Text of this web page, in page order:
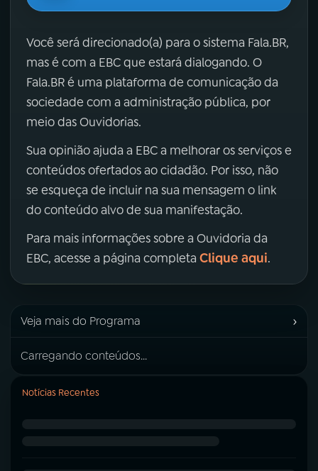
Você será direcionado(a) para o sistema Fala.BR,
mas é com a EBC que estará dialogando. O
Fala.BR é uma plataforma de comunicação da
sociedade com a administração pública, por
meio das Ouvidorias.
Sua opinião ajuda a EBC a melhorar os serviços e
conteúdos ofertados ao cidadão. Por isso, não
se esqueça de incluir na sua mensagem o link
do conteúdo alvo de sua manifestação.
Para mais informações sobre a Ouvidoria da
EBC, acesse a página completa Clique aqui.
Veja mais do Programa ›
Carregando conteúdos...
Notícias Recentes